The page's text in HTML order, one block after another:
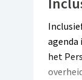
agenda
het